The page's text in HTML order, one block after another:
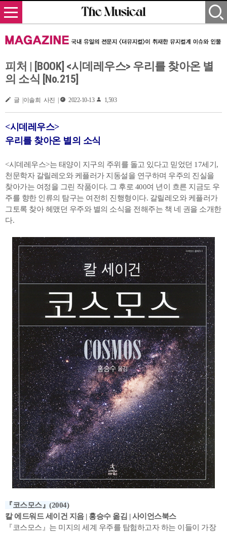
피처 | [BOOK] <시데레우스> 우리를 찾아온 별
의 소식 [No.215]
글 |이솔희 사진 | 2022-10-13 1,593
<시데레우스>
우리를 찾아온 별의 소식
<시데레우스>는 태양이 지구의 주위를 돌고 있다고 믿었던 17세기,
천문학자 갈릴레오와 케플러가 지동설을 연구하며 우주의 진실을
찾아가는 여정을 그린 작품이다. 그 후로 400여 년이 흐른 지금도 우
주를 향한 인류의 탐구는 여전히 진행형이다. 갈릴레오와 케플러가
그토록 찾아 헤맸던 우주와 별의 소식을 전해주는 책 네 권을 소개한
다.
『코스모스』(2004)
칼 에드워드 세이건 지음 | 홍승수 옮김 | 사이언스북스
『코스모스』는 미지의 세계 우주를 탐험하고자 하는 이들이 가장